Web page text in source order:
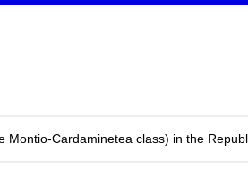
Montio-Cardaminetea class) in the